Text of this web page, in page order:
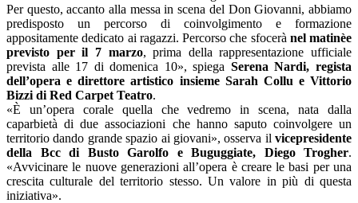
Per questo, accanto alla messa in scena del Don Giovanni, abbiamo
predisposto un percorso di coinvolgimento e formazione
appositamente dedicato ai ragazzi. Percorso che sfocerà nel matinèe
previsto per il 7 marzo, prima della rappresentazione ufficiale
prevista alle 17 didomenica 10», spiega Serena Nardi, regista
dell’opera e direttore artistico insieme Sarah Collu e Vittorio
Bizzi di Red Carpet Teatro.
«È un’opera corale quella che vedremo in scena, nata dalla
caparbietà di due associazioni che hanno saputo coinvolgere un
territorio dando grande spazio ai giovani», osserva il vicepresidente
della Bcc di Busto Garolfo e Buguggiate, Diego Trogher.
«Avvicinare le nuove generazioni all’opera è creare le basi per una
crescita culturale del territorio stesso. Un valore in più di questa
iniziativa».